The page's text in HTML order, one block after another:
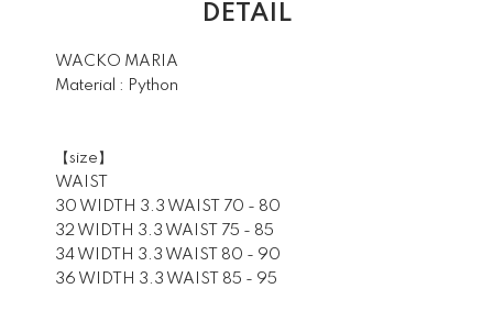
DETAIL
WACKO MARIA
Material : Python
【size】
WAIST
30 WIDTH 3.3 WAIST 70 - 80
32 WIDTH 3.3 WAIST 75 - 85
34 WIDTH 3.3 WAIST 80 - 90
36 WIDTH 3.3 WAIST 85 - 95